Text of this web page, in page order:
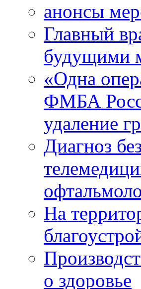
анонсы
Главный
будущими
«Одна
ФМБА
удаление
Диагноз
На
о здоровье